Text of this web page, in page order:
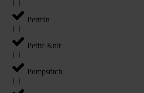
Permin
Petite Knit
Pompstitch